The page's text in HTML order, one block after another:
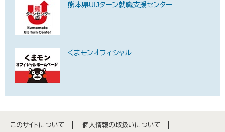
熊本県UIJターン就職支援センター
くまモンオフィシャル
このサイトについて 個人情報の取扱いについて